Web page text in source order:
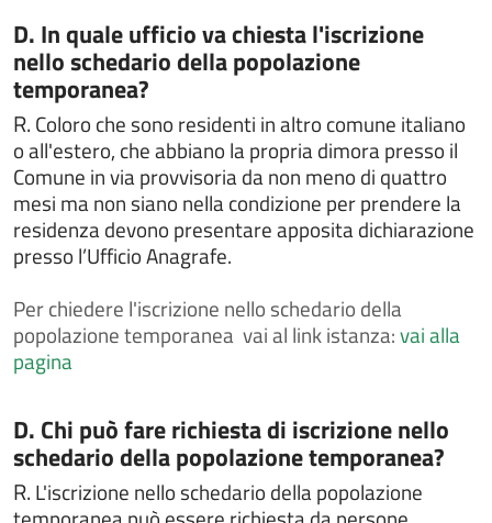
Chiedere la rettifica di dati anagrafici in atti di stato
civile
Chiedere la sepoltura nei cimiteri comunali
Chiedere un interpello
Chiedere un rimborso per erroneo versamento
Comunicare i dati del conducente o del locatario a
seguito di un accertamento di violazione
Contestazioni e ricorsi a verbali o atti di
accertamento
Contributo per il superamento e l'eliminazione di
barriere architettoniche in edifici privati
Contributo per l’acquisto di libri di testo
Denuncia di smarrimento sottrazione distruzione
carta di circolazione o patente di guida
Depositare o ritirare le disposizioni anticipate di
trattamento (DAT)
Categoria:
D. In quale ufficio va chiesta l'iscrizione
nello schedario della popolazione
temporanea?
R. Coloro che sono residenti in altro comune italiano
o all'estero, che abbiano la propria dimora presso il
Comune in via provvisoria da non meno di quattro
mesi ma non siano nella condizione per prendere la
residenza devono presentare apposita dichiarazione
presso l’Ufficio Anagrafe.
Perchiedere l'iscrizione nello schedario della
popolazione temporanea vai al link istanza:vai alla
pagina
Categoria:
D. Chi può fare richiesta di iscrizione nello
schedario della popolazione temporanea?
R. L'iscrizione nello schedario della popolazione